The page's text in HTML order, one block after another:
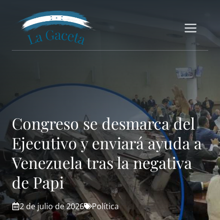
contenido
Congreso se desmarca del
Ejecutivo y enviará ayuda a
Venezuela tras la negativa
de Papi
2 de julio de 2026 Política